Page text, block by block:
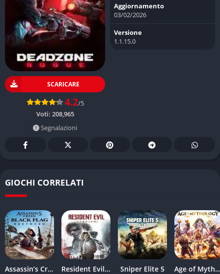
SCARICARE
4.2/5
Voti: 208,965
Segnalazioni
Aggiornamento
03/02/2026
Versione
1.1.15.0
GIOCHI CORRELATI
Assassin’s Creed Black Flag Resynced Resident Evil Requiem Sniper Elite 5 Age of Mythology: Retold